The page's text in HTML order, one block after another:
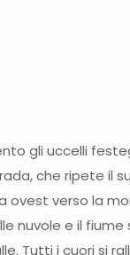
gli uccelli
che ripete il
ovest verso la
nuvole e il fiume
Tutti i cuori si